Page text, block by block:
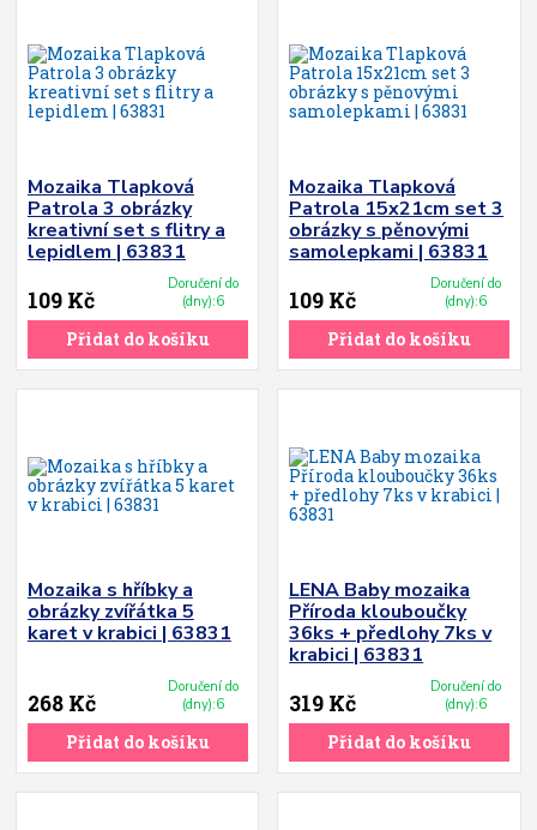
Mozaika Tlapková
Patrola 3 obrázky
kreativní set s flitry a
lepidlem | 63831
109 Kč
Doručení do
(dny):6
Přidat do košíku
Mozaika Tlapková
Patrola 15x21cm set 3
obrázky s pěnovými
samolepkami | 63831
109 Kč
Doručení do
(dny):6
Přidat do košíku
Mozaika s hříbky a
obrázky zvířátka 5
karet v krabici | 63831
268 Kč
Doručení do
(dny):6
Přidat do košíku
LENA Baby mozaika
Příroda klouboučky
36ks + předlohy 7ks v
krabici | 63831
319 Kč
Doručení do
(dny):6
Přidat do košíku